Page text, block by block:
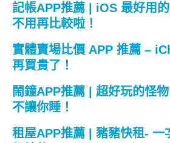
記帳APP推薦 | iOS 最好用
不用再比較啦！
實體賣場比價 APP 推薦 –
再買貴了！
鬧鐘APP推薦 | 超好玩的怪
不讓你睡！
租屋APP推薦 | 豬豬快租- 一